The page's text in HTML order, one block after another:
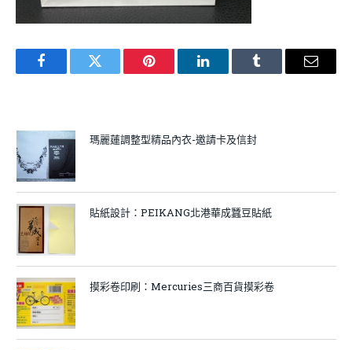
FacebookTwitter Pinterest LinkedInTumblr Email
瑪麗蓮調整型精品內衣-邀請卡及信封
貼紙設計：PEIKANG北港華成蠶豆貼紙
摸彩卷印刷：Mercuries三商百貨摸彩卷